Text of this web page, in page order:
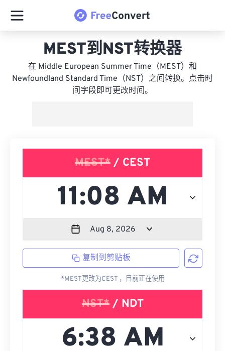
MEST到NST转换器
在 Middle European Summer Time（MEST）和
Newfoundland Standard Time（NST）之间转换。点击时
间字段即可更改时间。
MEST* / CEST
复制到剪贴板
*MEST更改为CEST ，目前正在使用
NST*/ NDT